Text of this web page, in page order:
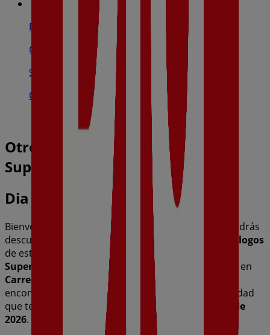
Dia
Carrer De Barcelona, 7 - Can Carrilet, 7, Salou
9.0 km
Cerrado
Otros negocios de Hiper-
Supermercados en Riudoms
Dia
Bienvenido a la tienda de
en Tiendeo, donde podrás
descubrir las mejores
ofertas promociones
catálogos
de esta destacada marca del sector de
Supermercados
. Nuestra tienda física está ubicada en
Carrer Dels Molins Nous, 6
Riudoms
encontrarás una amplia gama de productos de calidad
que te permitirán ahorrar durante todo el
agosto de
2026.